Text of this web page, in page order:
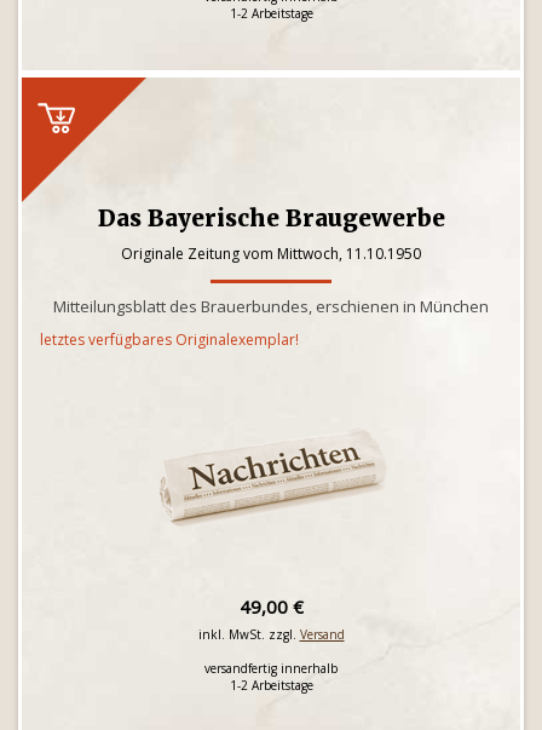
1-2 Arbeitstage
Das Bayerische Braugewerbe
Originale Zeitung vom Mittwoch, 11.10.1950
Mitteilungsblatt des Brauerbundes, erschienen in München
letztes verfügbares Originalexemplar!
49,00 €
inkl. MwSt. zzgl. Versand
versandfertig innerhalb
1-2 Arbeitstage